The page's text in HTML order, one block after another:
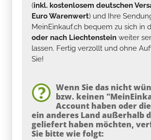
(inkl. kostenlosem deutschen
Euro Warenwert) und Ihre
MeinEinkauf.ch bequem zu sich in
oder nach Liechtenstein weiter
lassen. Fertig verzollt und ohne
Sie!
Wenn Sie das nicht
bzw. keinen
Account haben oder
ein anderes Land außerhalb
geliefert haben möchten,
Sie bitte wie folgt: